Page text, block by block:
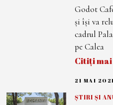
Godot
și își va
cadrul
pe Calea
Citiți
21 MAI 2021
ȘTIRI ȘI